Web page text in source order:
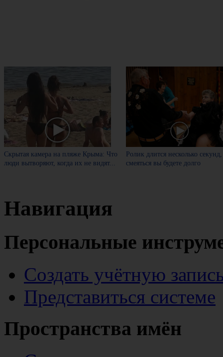
Скрытая камера на пляже Крыма: Что
люди вытворяют, когда их не видят...
Ролик длится несколько
смеяться вы будете долго
Навигация
Персональные
Создать учётную
Представиться системе
Пространства имён